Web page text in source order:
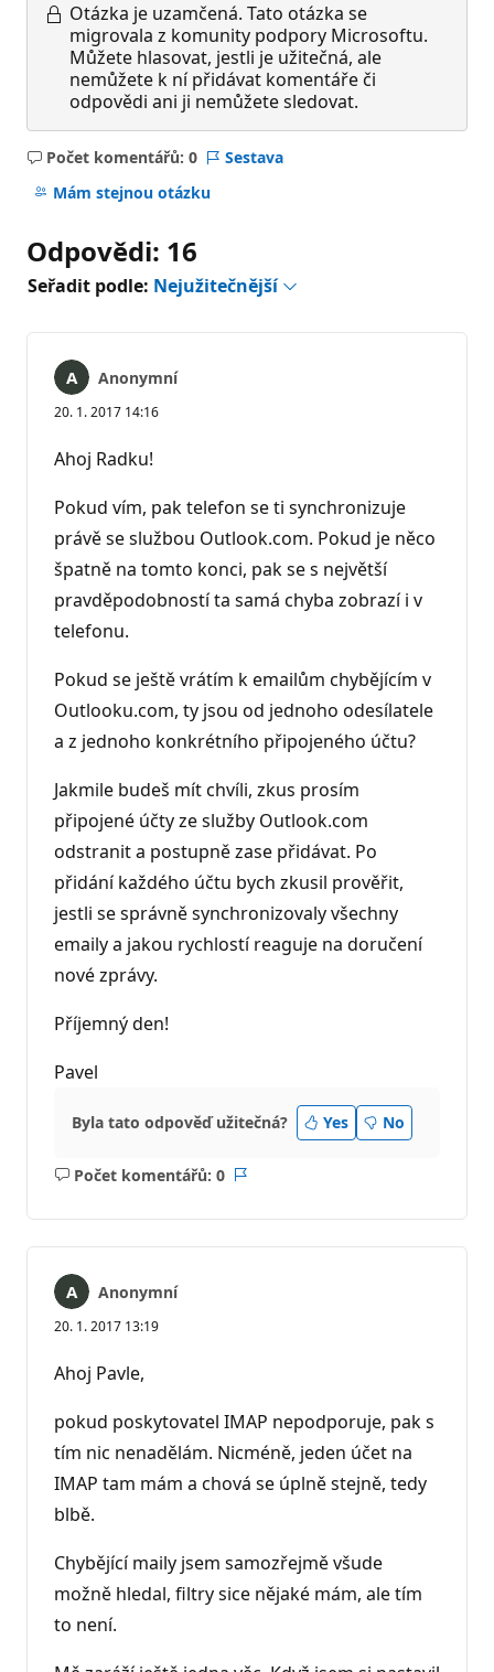
Otázka je uzamčená. Tato otázka se
migrovala z komunity podpory Microsoftu.
Můžete hlasovat, jestli je užitečná, ale
nemůžete k ní přidávat komentáře či
odpovědi ani ji nemůžete sledovat.
Počet komentářů: 0
Žádné
komentáře
Sestava
Mám stejnou otázku
Odpovědi: 16
Seřadit podle: Nejužitečnější
Anonymní
20. 1. 2017 14:16
Ahoj Radku!
Pokud vím, pak telefon se ti synchronizuje
právě se službou Outlook.com. Pokud je něco
špatně na tomto konci, pak se s největší
pravděpodobností ta samá chyba zobrazí i v
telefonu.
Pokud se ještě vrátím k emailům chybějícím v
Outlooku.com, ty jsou od jednoho odesílatele
a z jednoho konkrétního připojeného účtu?
Jakmile budeš mít chvíli, zkus prosím
připojené účty ze služby Outlook.com
odstranit a postupně zase přidávat. Po
přidání každého účtu bych zkusil prověřit,
jestli se správně synchronizovaly všechny
emaily a jakou rychlostí reaguje na doručení
nové zprávy.
Příjemný den!
Pavel
Byla tato odpověď užitečná? Yes No
Počet komentářů: 0
Žádné
Anonymní
20. 1. 2017 13:19
Ahoj Pavle,
pokud poskytovatel IMAP nepodporuje, pak s
tím nic nenadělám. Nicméně, jeden účet na
IMAP tam mám a chová se úplně stejně, tedy
blbě.
Chybějící maily jsem samozřejmě všude
možně hledal, filtry sice nějaké mám, ale tím
to není.